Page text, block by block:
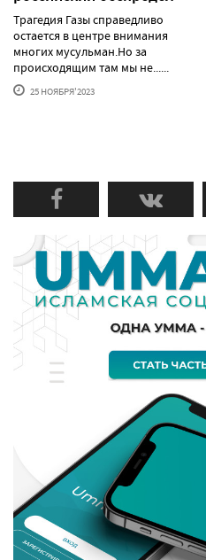
Трагедия Газы справедливо
остается в центре внимания
многих мусульман.Но за
происходящим там мы не......
25 НОЯБРЯ'2023